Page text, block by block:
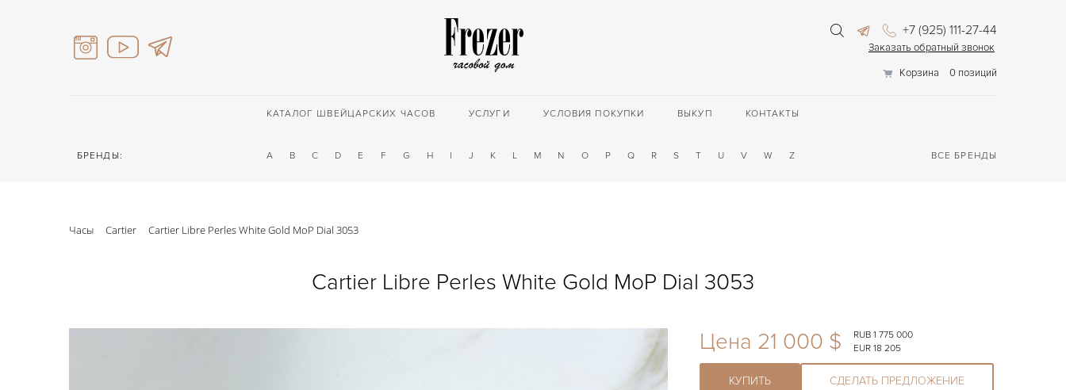
+7 (925) 111-27-44
Заказать обратный звонок
Корзина
0 позиций
КАТАЛОГ ШВЕЙЦАРСКИХ ЧАСОВ УСЛУГИ УСЛОВИЯ ПОКУПКИ ВЫКУП КОНТАКТЫ
БРЕНДЫ: A B C D E F G H I J K L M N O P Q R S T U V W Z ВСЕ БРЕНДЫ
Часы Cartier Cartier Libre Perles White Gold MoP Dial 3053
Cartier Libre Perles White Gold MoP Dial 3053
Цена 21 000 $
RUB 1 775 000
EUR 18 205
КУПИТЬ СДЕЛАТЬ ПРЕДЛОЖЕНИЕ